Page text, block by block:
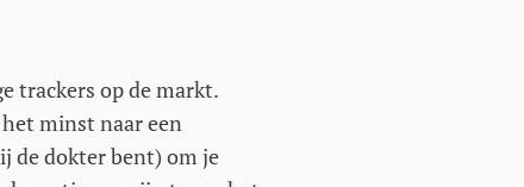
trackers op de markt.
minst naar een
de dokter bent) om je